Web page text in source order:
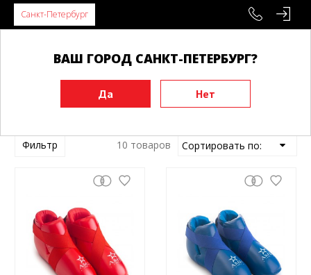
Санкт-Петербург
ВАШ ГОРОД САНКТ-ПЕТЕРБУРГ?
Главная Защита ног Защита стопы (футы)
Защита стопы (футы)
Фильтр 10 товаров